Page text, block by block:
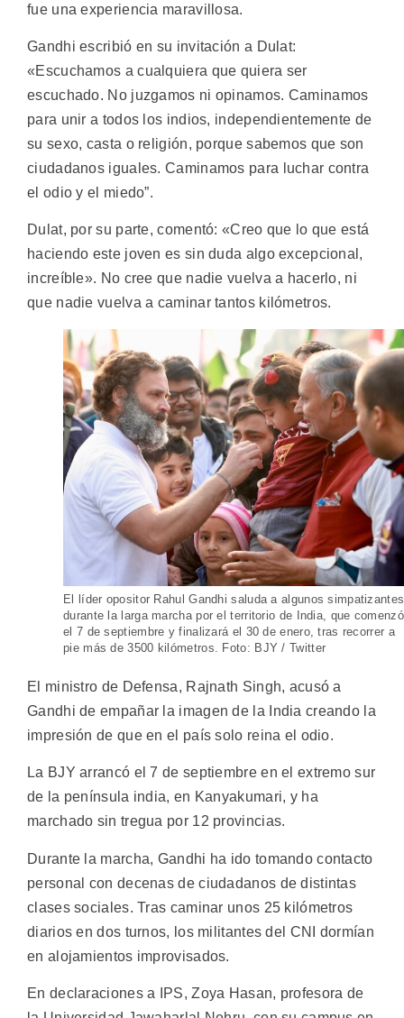
fue una experiencia maravillosa.
Gandhi escribió en su invitación a Dulat:
«Escuchamos a cualquiera que quiera ser
escuchado. No juzgamos ni opinamos. Caminamos
para unir a todos los indios, independientemente de
su sexo, casta o religión, porque sabemos que son
ciudadanos iguales. Caminamos para luchar contra
el odio y el miedo”.
Dulat, por su parte, comentó: «Creo que lo que está
haciendo este joven es sin duda algo excepcional,
increíble». No cree que nadie vuelva a hacerlo, ni
que nadie vuelva a caminar tantos kilómetros.
El líder opositor Rahul Gandhi saluda a algunos simpatizantes
durante la larga marcha por el territorio de India, que comenzó
el 7 de septiembre y finalizará el 30 de enero, tras recorrer a
pie más de 3500 kilómetros. Foto: BJY / Twitter
El ministro de Defensa, Rajnath Singh, acusó a
Gandhi de empañar la imagen de la India creando la
impresión de que en el país solo reina el odio.
La BJY arrancó el 7 de septiembre en el extremo sur
de la península india, en Kanyakumari, y ha
marchado sin tregua por 12 provincias.
Durante la marcha, Gandhi ha ido tomando contacto
personal con decenas de ciudadanos de distintas
clases sociales. Tras caminar unos 25 kilómetros
diarios en dos turnos, los militantes del CNI dormían
en alojamientos improvisados.
En declaraciones a IPS, Zoya Hasan, profesora de